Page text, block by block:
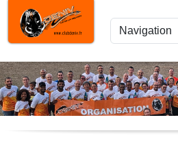
Panneau de gestion des cookies